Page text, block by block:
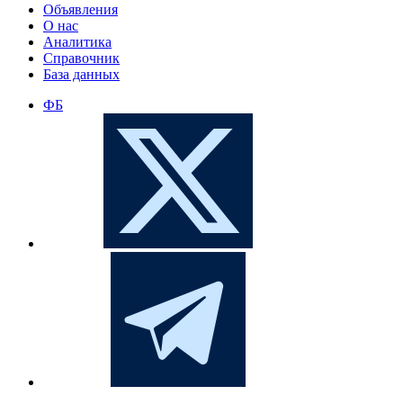
Объявления
О нас
Аналитика
Справочник
База данных
ФБ